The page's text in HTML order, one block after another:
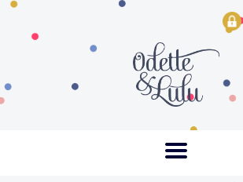
My Account
Mon